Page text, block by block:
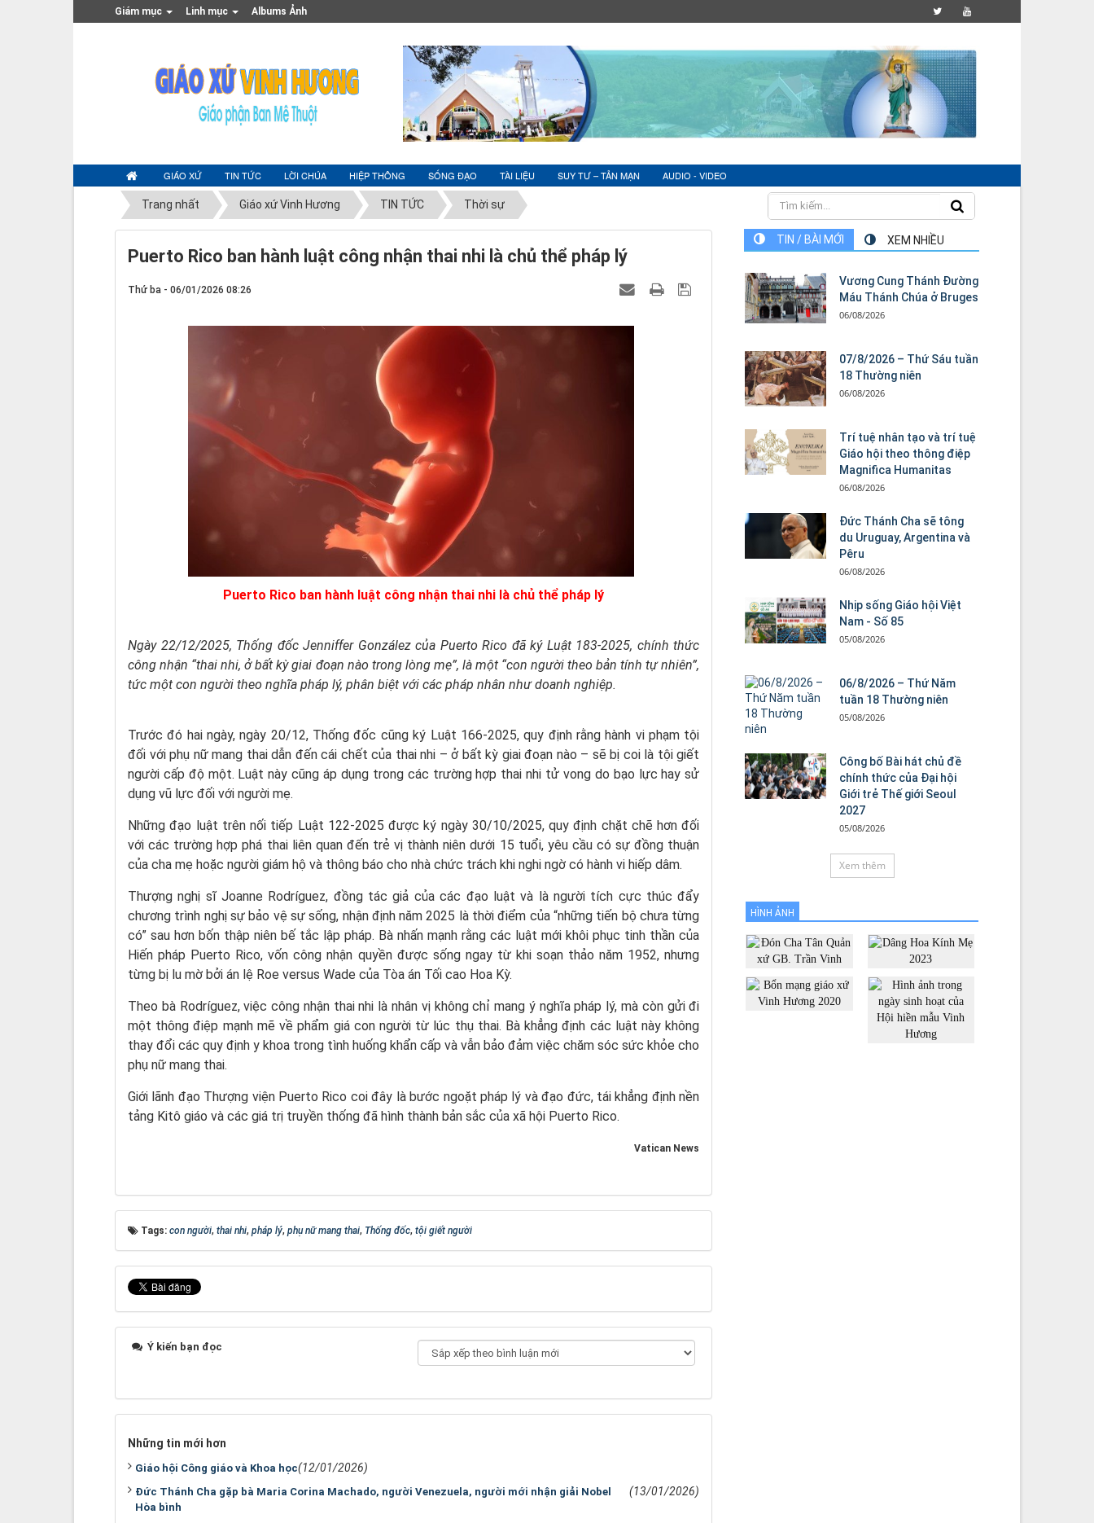
Giám mục Linh mục Albums Ảnh
GIÁO XỨ TIN TỨC LỜI CHÚA HIỆP THÔNG SỐNG ĐẠO TÀI LIỆU SUY TƯ – TẢN MẠN AUDIO - VIDEO
Trang nhất Giáo xứ Vinh Hương TIN TỨC Thời sự
Puerto Rico ban hành luật công nhận thai nhi là chủ thể pháp lý
Thứ ba - 06/01/2026 08:26
Puerto Rico ban hành luật công nhận thai nhi là chủ thể pháp lý
Ngày 22/12/2025, Thống đốc Jenniffer González của Puerto Rico đã ký Luật 183-2025, chính thức
công nhận “thai nhi, ở bất kỳ giai đoạn nào trong lòng mẹ”, là một “con người theo bản tính tự nhiên”,
tức một con người theo nghĩa pháp lý, phân biệt với các pháp nhân như doanh nghiệp.
Trước đó hai ngày, ngày 20/12, Thống đốc cũng ký Luật 166-2025, quy định rằng hành vi phạm tội
đối với phụ nữ mang thai dẫn đến cái chết của thai nhi – ở bất kỳ giai đoạn nào – sẽ bị coi là tội giết
người cấp độ một. Luật này cũng áp dụng trong các trường hợp thai nhi tử vong do bạo lực hay sử
dụng vũ lực đối với người mẹ.
Những đạo luật trên nối tiếp Luật 122-2025 được ký ngày 30/10/2025, quy định chặt chẽ hơn đối
với các trường hợp phá thai liên quan đến trẻ vị thành niên dưới 15 tuổi, yêu cầu có sự đồng thuận
của cha mẹ hoặc người giám hộ và thông báo cho nhà chức trách khi nghi ngờ có hành vi hiếp dâm.
Thượng nghị sĩ Joanne Rodríguez, đồng tác giả của các đạo luật và là người tích cực thúc đẩy
chương trình nghị sự bảo vệ sự sống, nhận định năm 2025 là thời điểm của “những tiến bộ chưa từng
có” sau hơn bốn thập niên bế tắc lập pháp. Bà nhấn mạnh rằng các luật mới khôi phục tinh thần của
Hiến pháp Puerto Rico, vốn công nhận quyền được sống ngay từ khi soạn thảo năm 1952, nhưng
từng bị lu mờ bởi án lệ Roe versus Wade của Tòa án Tối cao Hoa Kỳ.
Theo bà Rodríguez, việc công nhận thai nhi là nhân vị không chỉ mang ý nghĩa pháp lý, mà còn gửi đi
một thông điệp mạnh mẽ về phẩm giá con người từ lúc thụ thai. Bà khẳng định các luật này không
thay đổi các quy định y khoa trong tình huống khẩn cấp và vẫn bảo đảm việc chăm sóc sức khỏe cho
phụ nữ mang thai.
Giới lãnh đạo Thượng viện Puerto Rico coi đây là bước ngoặt pháp lý và đạo đức, tái khẳng định nền
tảng Kitô giáo và các giá trị truyền thống đã hình thành bản sắc của xã hội Puerto Rico.
Vatican News
Tags: con người, thai nhi, pháp lý, phụ nữ mang thai, Thống đốc, tội giết người
Ý kiến bạn đọc
Những tin mới hơn
Giáo hội Công giáo và Khoa học(12/01/2026)
Đức Thánh Cha gặp bà Maria Corina Machado, người Venezuela, người mới nhận giải Nobel
Hòa bình
(13/01/2026)
TIN / BÀI MỚI XEM NHIỀU
Vương Cung Thánh Ðường
Máu Thánh Chúa ở Bruges
06/08/2026
07/8/2026 – Thứ Sáu tuần
18 Thường niên
06/08/2026
Trí tuệ nhân tạo và trí tuệ
Giáo hội theo thông điệp
Magnifica Humanitas
06/08/2026
Đức Thánh Cha sẽ tông
du Uruguay, Argentina và
Pêru
06/08/2026
Nhịp sống Giáo hội Việt
Nam - Số 85
05/08/2026
06/8/2026 – Thứ Năm
tuần 18 Thường niên
05/08/2026
Công bố Bài hát chủ đề
chính thức của Đại hội
Giới trẻ Thế giới Seoul
2027
05/08/2026
Xem thêm
HÌNH ẢNH